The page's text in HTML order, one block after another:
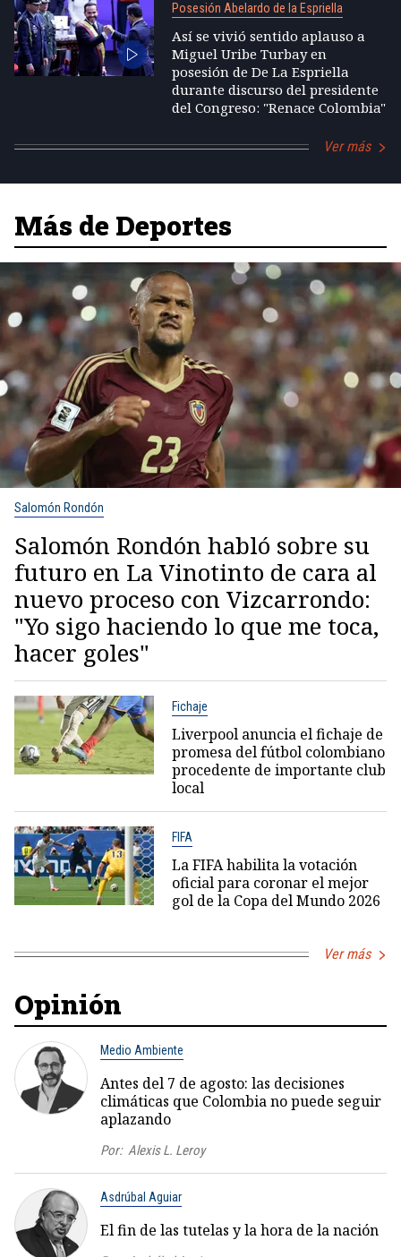
Posesión Abelardo de la Espriella
Así se vivió sentido aplauso a
Miguel Uribe Turbay en
posesión de De La Espriella
durante discurso del presidente
del Congreso: "Renace Colombia"
Ver más
Más de Deportes
Salomón Rondón
Salomón Rondón habló sobre su
futuro en La Vinotinto de cara al
nuevo proceso con Vizcarrondo:
"Yo sigo haciendo lo que me toca,
hacer goles"
Fichaje
Liverpool anuncia el fichaje de
promesa del fútbol colombiano
procedente de importante club
local
FIFA
La FIFA habilita la votación
oficial para coronar el mejor
gol de la Copa del Mundo 2026
Ver más
Opinión
Medio Ambiente
Antes del 7 de agosto: las decisiones
climáticas que Colombia no puede seguir
aplazando
Por: Alexis L. Leroy
Asdrúbal Aguiar
El fin de las tutelas y la hora de la nación